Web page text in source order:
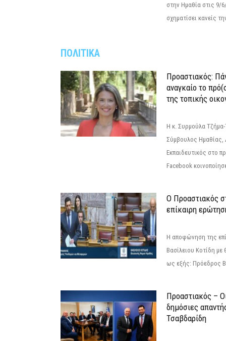
στην Ημαθία στις 9/
σχηματίσει κανείς
ΠΟΛΙΤΙΚΑ
Προαστιακός:
αναγκαίο το
της τοπικής
Η κ. Συρμούλα
Σύμβουλος Ημαθίας,
Εκπαιδευτικός στο
Facebook
Ο Προαστιακός
επίκαιρη
Η αποφώνηση της
Βασίλειου Κοτίδη με
ως εξής: Πρόεδρος
Προαστιακός –
δημόσιες
Τσαβδαρίδη